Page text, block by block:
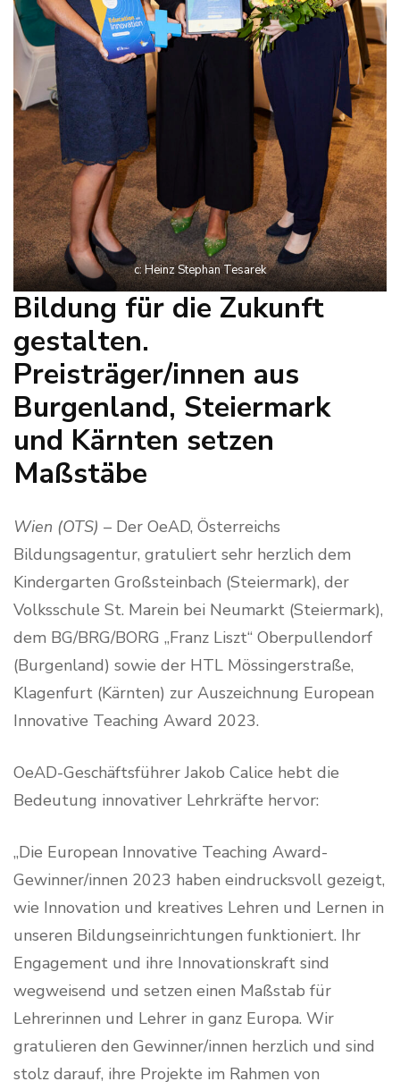
(Kärnten). c: Heinz Stephan
Tesarek
c: Heinz Stephan Tesarek
Bildung für die Zukunft
gestalten.
Preisträger/innen aus
Burgenland, Steiermark
und Kärnten setzen
Maßstäbe
Wien (OTS) – Der OeAD, Österreichs
Bildungsagentur, gratuliert sehr herzlich dem
Kindergarten Großsteinbach (Steiermark), der
Volksschule St. Marein bei Neumarkt (Steiermark),
dem BG/BRG/BORG „Franz Liszt“ Oberpullendorf
(Burgenland) sowie der HTL Mössingerstraße,
Klagenfurt (Kärnten) zur Auszeichnung European
Innovative Teaching Award 2023.
OeAD-Geschäftsführer Jakob Calice hebt die
Bedeutung innovativer Lehrkräfte hervor:
„Die European Innovative Teaching Award-
Gewinner/innen 2023 haben eindrucksvoll gezeigt,
wie Innovation und kreatives Lehren und Lernen in
unseren Bildungseinrichtungen funktioniert. Ihr
Engagement und ihre Innovationskraft sind
wegweisend und setzen einen Maßstab für
Lehrerinnen und Lehrer in ganz Europa. Wir
gratulieren den Gewinner/innen herzlich und sind
stolz darauf, ihre Projekte im Rahmen von